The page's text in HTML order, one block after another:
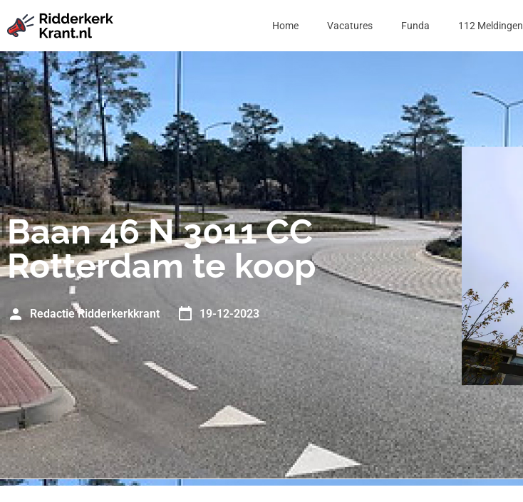
Home Vacatures Funda 112 Meldingen
Baan 46 N 3011 CC
Rotterdam te koop
Redactie Ridderkerkkrant 19-12-2023